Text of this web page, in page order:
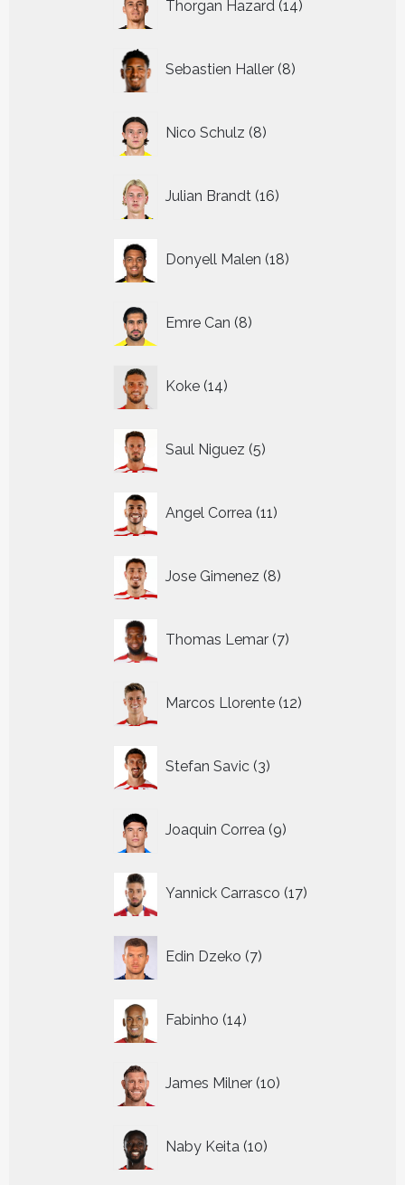
Thorgan Hazard 14
producten
Sebastien Haller 8
producten
Nico Schulz 8
producten
Julian Brandt 16
producten
Donyell Malen 18
producten
Emre Can 8
producten
Koke 14
producten
Saul Niguez 5
producten
Angel Correa 11
producten
Jose Gimenez 8
producten
Thomas Lemar 7
producten
Marcos Llorente 12
producten
Stefan Savic 3
producten
Joaquin Correa 9
producten
Yannick Carrasco 17
producten
Edin Dzeko 7
producten
Fabinho 14
producten
James Milner 10
producten
Naby Keita 10
producten